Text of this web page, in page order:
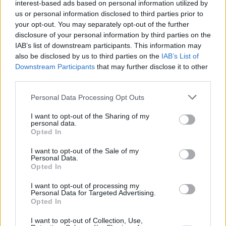
interest-based ads based on personal information utilized by
us or personal information disclosed to third parties prior to
your opt-out. You may separately opt-out of the further
disclosure of your personal information by third parties on the
IAB’s list of downstream participants. This information may
also be disclosed by us to third parties on the IAB’s List of
Downstream Participants that may further disclose it to other
Personal Data Processing Opt Outs
I want to opt-out of the Sharing of my
personal data.
Opted In
I want to opt-out of the Sale of my
Personal Data.
Opted In
I want to opt-out of processing my
Personal Data for Targeted Advertising.
Opted In
I want to opt-out of Collection, Use,
Secciones destacadas
Noticias y actualidad sobre Días